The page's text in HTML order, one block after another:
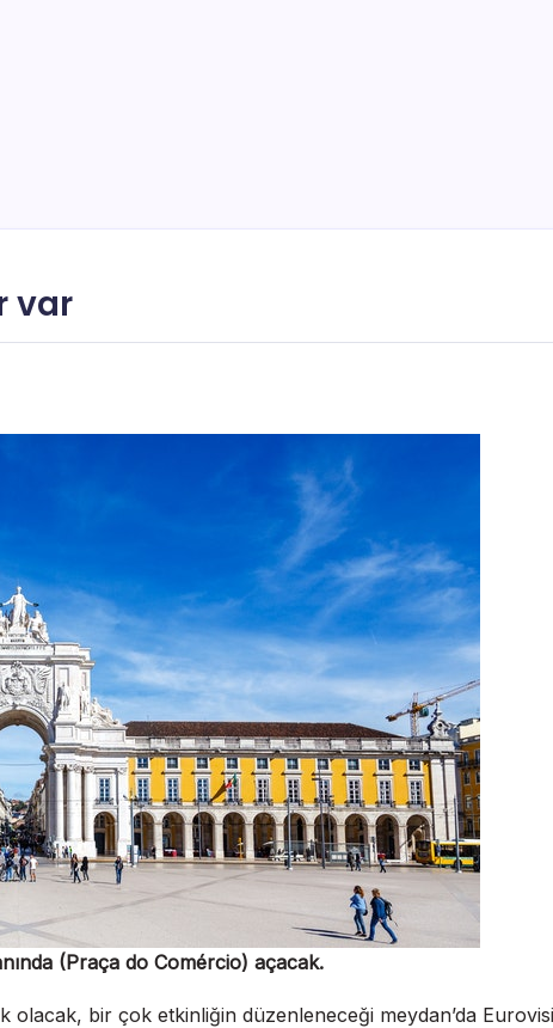
var
(Praça do Comércio) açacak.
olacak, bir çok etkinliğin düzenleneceği meydan’da